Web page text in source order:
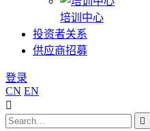
培训中心
投资者关系
供应商招募
登录
CN EN